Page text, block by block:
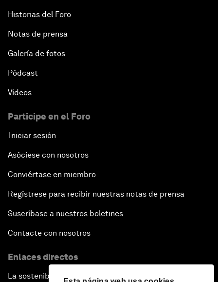
Historias del Foro
Notas de prensa
Galería de fotos
Pódcast
Vídeos
Participe en el Foro
Iniciar sesión
Asóciese con nosotros
Conviértase en miembro
Regístrese para recibir nuestras notas de prensa
Suscríbase a nuestros boletines
Contacte con nosotros
Enlaces directos
La sostenibilidad en el Foro